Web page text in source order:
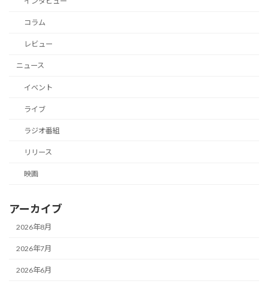
コラム
レビュー
ニュース
イベント
ライブ
ラジオ番組
リリース
映画
アーカイブ
2026年8月
2026年7月
2026年6月